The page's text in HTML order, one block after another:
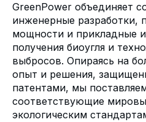
GreenPower объединяет
инженерные разработки,
мощности и прикладные
получения биоугля и
выбросов. Опираясь на
опыт и решения,
патентами, мы
соответствующие
экологическим